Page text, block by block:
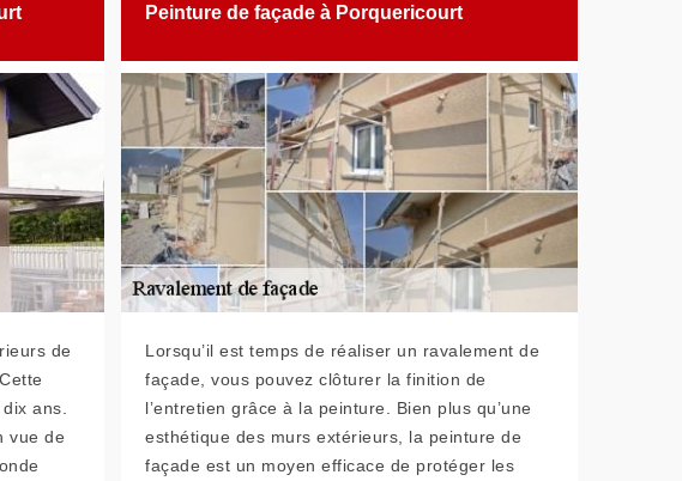
de
ans.
vue de
Peinture de façade à Porquericourt
Lorsqu’il est temps de réaliser un ravalement de
façade, vous pouvez clôturer la finition de
l’entretien grâce à la peinture. Bien plus qu’une
esthétique des murs extérieurs, la peinture de
façade est un moyen efficace de protéger les